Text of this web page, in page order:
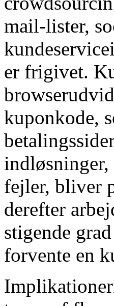
mail-lister,
er frigivet.
kuponkode,
indløsninger,
fejler, bliver
derefter
stigende
forvente en